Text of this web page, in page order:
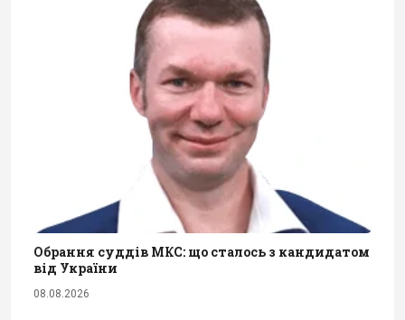
Обрання суддів МКС: що сталось з кандидатом
від України
08.08.2026